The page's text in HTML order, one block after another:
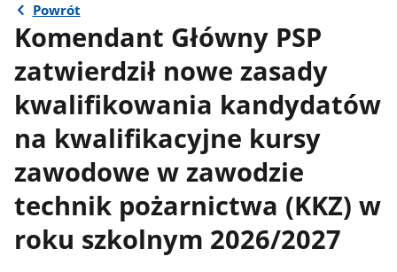
Powrót
Komendant Główny PSP
zatwierdził nowe zasady
kwalifikowania kandydatów
na kwalifikacyjne kursy
zawodowe w zawodzie
technik pożarnictwa (KKZ) w
roku szkolnym 2026/2027